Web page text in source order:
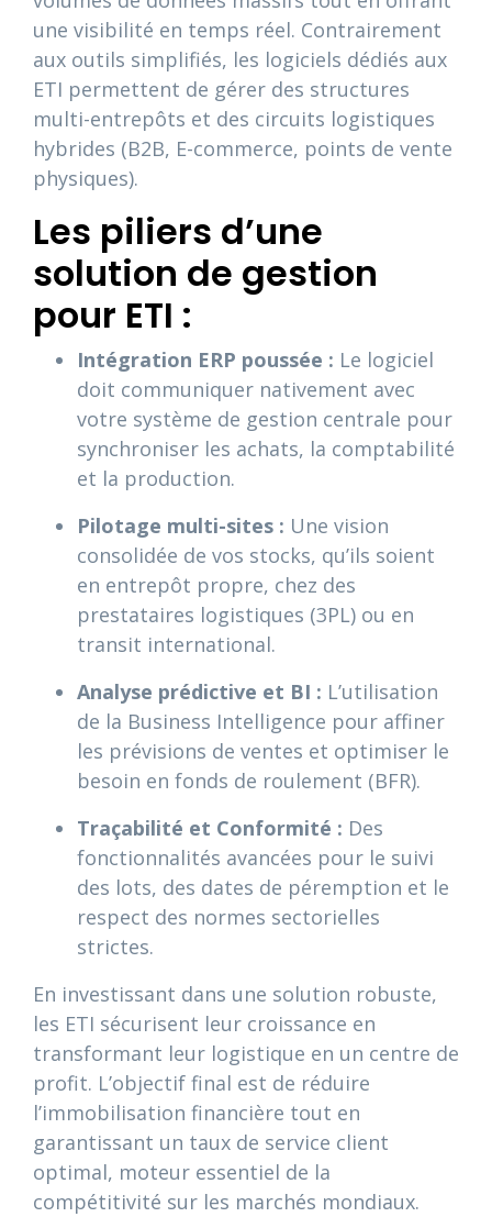
une visibilité en temps réel. Contrairement
aux outils simplifiés, les logiciels dédiés aux
ETI permettent de gérer des structures
multi-entrepôts et des circuits logistiques
hybrides (B2B, E-commerce, points de vente
physiques).
Les piliers d’une
solution de gestion
pour ETI :
Intégration ERP poussée : Le logiciel
doit communiquer nativement avec
votre système de gestion centrale pour
synchroniser les achats, la comptabilité
et la production.
Pilotage multi-sites : Une vision
consolidée de vos stocks, qu’ils soient
en entrepôt propre, chez des
prestataires logistiques (3PL) ou en
transit international.
Analyse prédictive et BI : L’utilisation
de la Business Intelligence pour affiner
les prévisions de ventes et optimiser le
besoin en fonds de roulement (BFR).
Traçabilité et Conformité : Des
fonctionnalités avancées pour le suivi
des lots, des dates de péremption et le
respect des normes sectorielles
strictes.
En investissant dans une solution robuste,
les ETI sécurisent leur croissance en
transformant leur logistique en un centre de
profit. L’objectif final est de réduire
l’immobilisation financière tout en
garantissant un taux de service client
optimal, moteur essentiel de la
compétitivité sur les marchés mondiaux.